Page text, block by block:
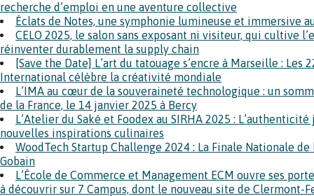
recherche d’emploi en une aventure collective
Éclats de Notes, une symphonie lumineuse et immersive
CELO 2025, le salon sans exposant ni visiteur, qui cultive
réinventer durablement la supply chain
[Save the Date] L’art du tatouage s’encre à Marseille : Les
International célèbre la créativité mondiale
L’IMA au cœur de la souveraineté technologique : un
de la France, le 14 janvier 2025 à Bercy
L’Atelier du Saké et Foodex au SIRHA 2025 :
nouvelles inspirations culinaires
WoodTech Startup Challenge 2024 : La Finale Nationale
Gobain
L’École de Commerce et Management ECM ouvre ses
à découvrir sur 7 Campus, dont le nouveau site de Clermont-